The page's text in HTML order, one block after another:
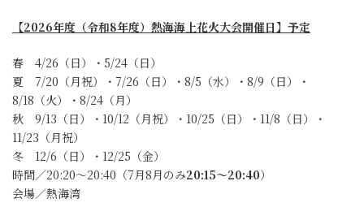
【2026年度（令和8年度）熱海海上花火大会開催日】予定
春 4/26（日）・5/24（日）
夏 7/20（月祝）・7/26（日）・8/5（水）・8/9（日）・
8/18（火）・8/24（月）
秋 9/13（日）・10/12（月祝）・10/25（日）・11/8（日）・
11/23（月祝）
冬 12/6（日）・12/25（金）
時間／20:20～20:40（7月8月のみ20:15～20:40）
会場／熱海湾